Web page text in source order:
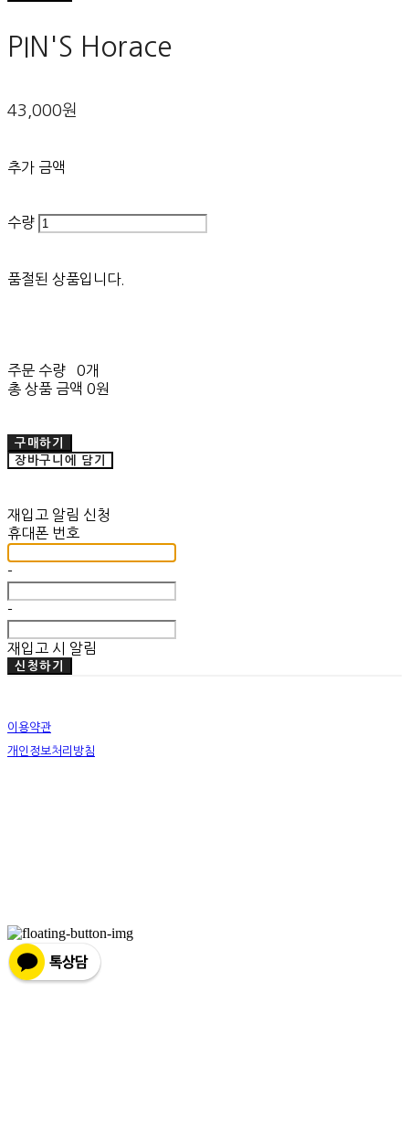
PIN'S Horace
43,000원
추가 금액
수량
품절된 상품입니다.
주문 수량
0개
총 상품 금액 0원
구매하기
장바구니에 담기
재입고 알림 신청
휴대폰 번호
-
-
재입고 시 알림
신청하기
이용약관
개인정보처리방침